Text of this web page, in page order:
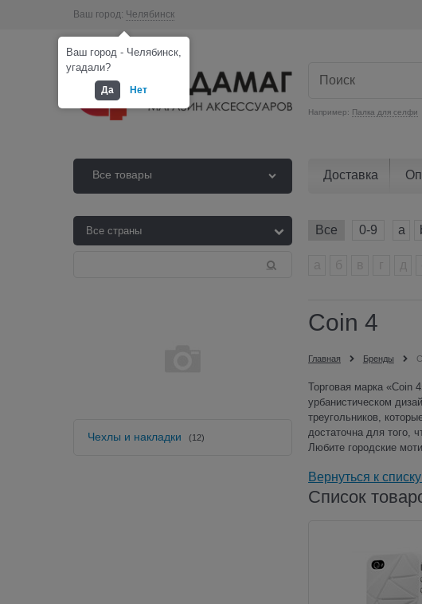
Ваш город: Челябинск
Например: Палка для селфи
Все товары Доставка
Все 0-9 a
Чехлы и накладки (12)
Coin 4
Главная Бренды
Торговая марка «Coin
урбанистическом
треугольников,
достаточна для того,
Любите городские
Вернуться к
Список
Ваш город - Челябинск,
угадали?
Да Нет